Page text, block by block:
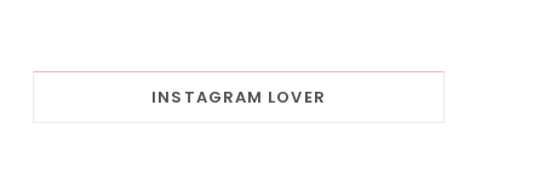
INSTAGRAM LOVER